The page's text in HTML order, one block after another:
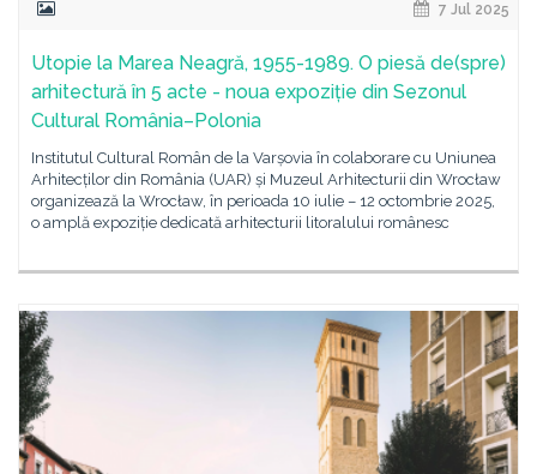
7 Jul 2025
Utopie la Marea Neagră, 1955-1989. O piesă de(spre)
arhitectură în 5 acte - noua expoziție din Sezonul
Cultural România–Polonia
Institutul Cultural Român de la Varșovia în colaborare cu Uniunea
Arhitecților din România (UAR) și Muzeul Arhitecturii din Wrocław
organizează la Wrocław, în perioada 10 iulie – 12 octombrie 2025,
o amplă expoziție dedicată arhitecturii litoralului românesc